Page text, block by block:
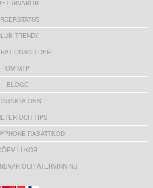
TRENDY
OM MTP
BLOGG
OSS
OCH TIPS
RABATTKOD
OCH ÅTERVINNING